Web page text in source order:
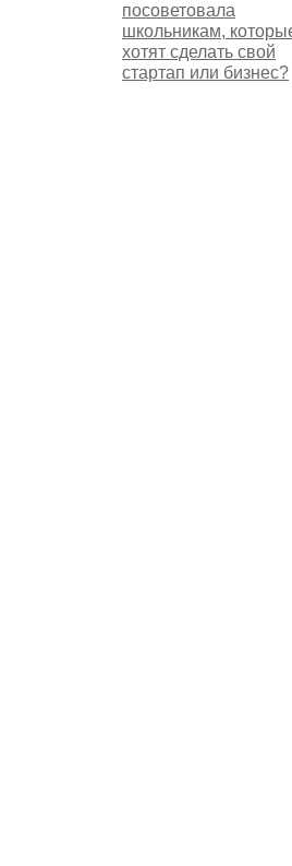
посоветовала
школьникам,
хотят сделать свой
стартап или бизнес?